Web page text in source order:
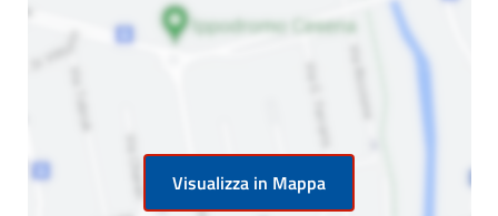
Visualizza in Mappa